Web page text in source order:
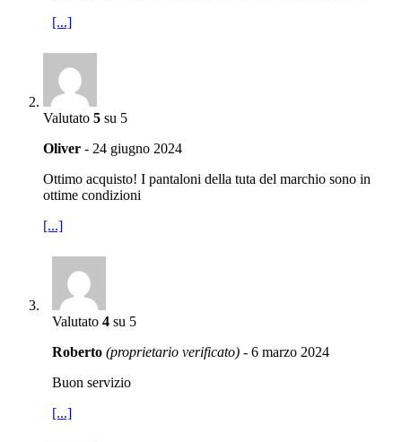
[...]
Valutato 5 su 5
Oliver - 24 giugno 2024
Ottimo acquisto! I pantaloni della tuta del marchio sono in
ottime condizioni
[...]
Valutato 4 su 5
Roberto (proprietario verificato) - 6 marzo 2024
Buon servizio
[...]